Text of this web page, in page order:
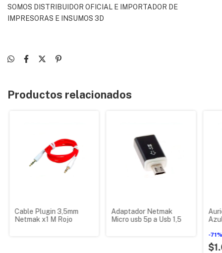
SOMOS DISTRIBUIDOR OFICIAL E IMPORTADOR DE
IMPRESORAS E INSUMOS 3D
Productos relacionados
Cable Plugin 3,5mm
Netmak x1 M Rojo
Adaptador Netmak
Micro usb 5p a Usb 1,5
-71